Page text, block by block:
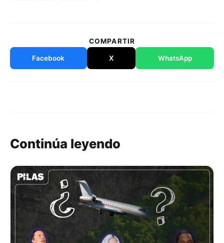
COMPARTIR
Facebook X WhatsApp
Continúa leyendo